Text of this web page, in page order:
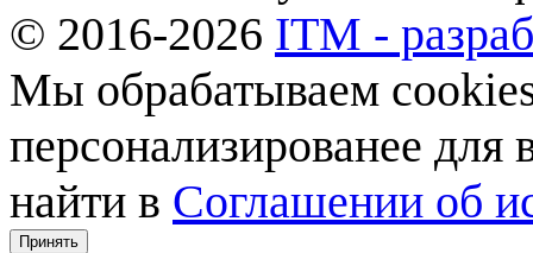
© 2016-2026 ITM -
Мы обрабатываем
персонализированее
найти в Соглашении об
Принять